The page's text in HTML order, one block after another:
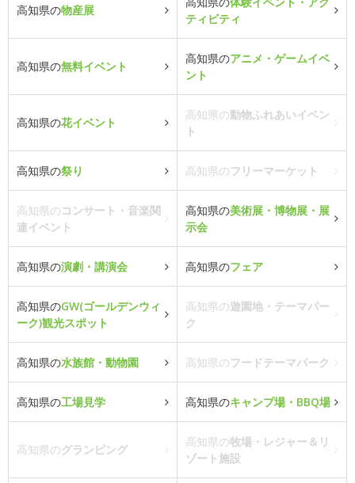
高知県の物産展
ティビティ
高知県の無料イベント
高知県のアニメ・ゲームイベ
ント
高知県の花イベント
高知県の動物ふれあいイベン
ト
高知県の祭り 高知県のフリーマーケット
高知県のコンサート・音楽関
連イベント
高知県の美術展・博物展・展
示会
高知県の演劇・講演会 高知県のフェア
高知県のGW(ゴールデンウィ
ーク)観光スポット
高知県の遊園地・テーマパー
ク
高知県の水族館・動物園 高知県のフードテーマパーク
高知県の工場見学 高知県のキャンプ場・BBQ場
高知県のグランピング
高知県の牧場・レジャー＆リ
ゾート施設